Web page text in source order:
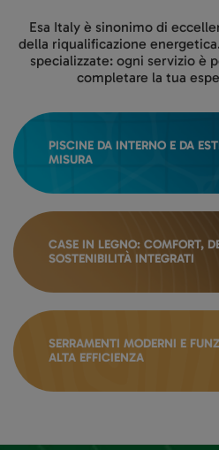
Esa Italy è sinonimo di
della riqualificazione
specializzate: ogni servizio è
completare la tua
PISCINE DA INTERNO E DA
MISURA
CASE IN LEGNO: COMFORT,
SOSTENIBILITÀ INTEGRATI
SERRAMENTI MODERNI E
ALTA EFFICIENZA